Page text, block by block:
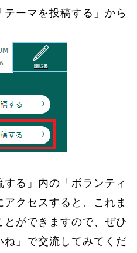
テーマを投稿する」から
る」内の「ボランティ
クセスすると、これま
ができますので、ぜひ
ね」で交流してみてくだ